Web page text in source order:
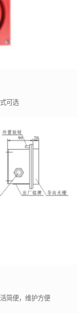
可选
简便，维护方便